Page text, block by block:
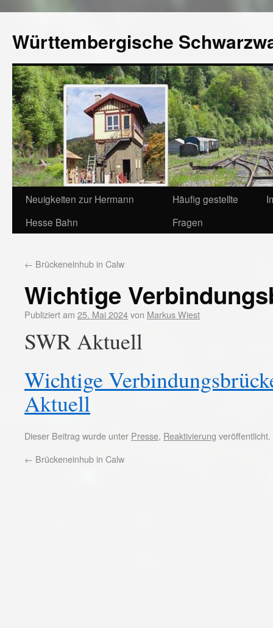
Württembergische
Neuigkeiten zur Hermann
Hesse Bahn
Häufig gestellte
Fragen
← Brückeneinhub in Calw
Wichtige
Publiziert am 25. Mai 2024von Markus Wiest
SWR Aktuell
Wichtige
Aktuell
Dieser Beitrag wurde unter Presse, Reaktivierung
← Brückeneinhub in Calw